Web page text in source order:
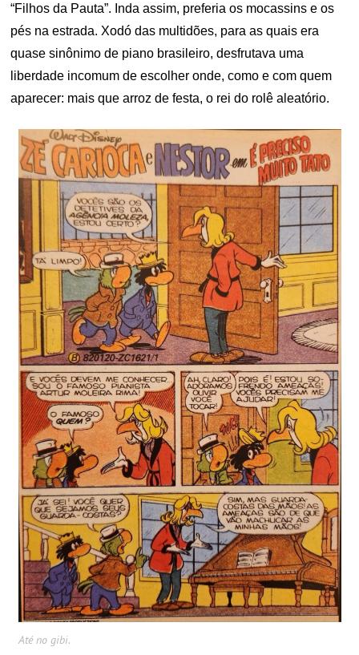
“Filhos da Pauta”. Inda assim, preferia os mocassins e os
pés na estrada. Xodó das multidões, para as quais era
quase sinônimo de piano brasileiro, desfrutava uma
liberdade incomum de escolher onde, como e com quem
aparecer: mais que arroz de festa, o rei do rolê aleatório.
Até no gibi.